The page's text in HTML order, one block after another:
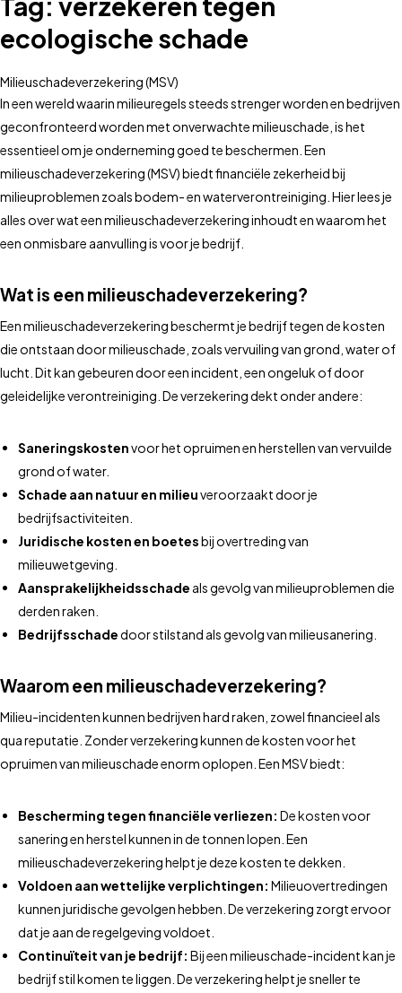
ecologische schade
Milieuschadeverzekering (MSV)
In een wereld waarin milieuregels steeds strenger worden en bedrijven
geconfronteerd worden met onverwachte milieuschade, is het
essentieel om je onderneming goed te beschermen. Een
milieuschadeverzekering (MSV) biedt financiële zekerheid bij
milieuproblemen zoals bodem- en waterverontreiniging. Hier lees je
alles over wat een milieuschadeverzekering inhoudt en waarom het
een onmisbare aanvulling is voor je bedrijf.
Wat is een milieuschadeverzekering?
Een milieuschadeverzekering beschermt je bedrijf tegen de kosten
die ontstaan door milieuschade, zoals vervuiling van grond, water of
lucht. Dit kan gebeuren door een incident, een ongeluk of door
geleidelijke verontreiniging. De verzekering dekt onder andere:
Saneringskostenvoor het opruimen en herstellen van vervuilde
grond of water.
Schade aan natuur en milieuveroorzaakt door je
bedrijfsactiviteiten.
Juridische kosten en boetesbij overtreding van
milieuwetgeving.
Aansprakelijkheidsschade als gevolg van milieuproblemen die
derden raken.
Bedrijfsschadedoor stilstand als gevolg van milieusanering.
Waarom een milieuschadeverzekering?
Milieu-incidenten kunnen bedrijven hard raken, zowel financieel als
qua reputatie. Zonder verzekering kunnen de kosten voor het
opruimen van milieuschade enorm oplopen. Een MSV biedt:
Bescherming tegen financiële verliezen: De kosten voor
sanering en herstel kunnen in de tonnen lopen. Een
milieuschadeverzekering helpt je deze kosten te dekken.
Voldoen aan wettelijke verplichtingen: Milieuovertredingen
kunnen juridische gevolgen hebben. De verzekering zorgt ervoor
dat je aan de regelgeving voldoet.
Continuïteit van je bedrijf: Bij een milieuschade-incident kan je
bedrijf stil komen te liggen. De verzekering helpt je sneller te